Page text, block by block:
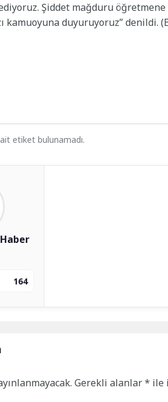
Şiddet mağduru
kamuoyuna duyuruyoruz” denildi.
etiket bulunamadı.
164
Gerekli alanlar* ile